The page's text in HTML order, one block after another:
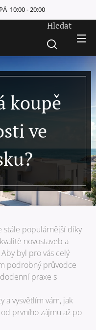
10:00 - 20:00
Hledat
koupě
ve
stále populárnější díky
novostaveb a
byl pro vás celý
podrobný průvodce
praxe s
a vysvětlím vám, jak
prvního zájmu až po